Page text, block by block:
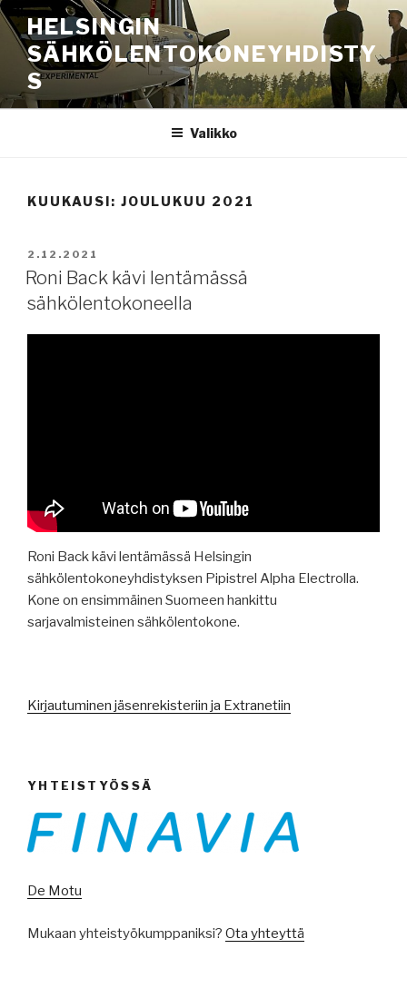
Siirry
sisältöönHELSINGIN
SÄHKÖLENTOKONEYHDISTY
S
Valikko
KUUKAUSI: JOULUKUU 2021
JULKAISTU
2.12.2021
Roni Back kävi lentämässä
sähkölentokoneella
Roni Back kävi lentämässä Helsingin
sähkölentokoneyhdistyksen Pipistrel Alpha Electrolla.
Kone on ensimmäinen Suomeen hankittu
sarjavalmisteinen sähkölentokone.
Kirjautuminen jäsenrekisteriin ja Extranetiin
YHTEISTYÖSSÄ
De Motu
Mukaan yhteistyökumppaniksi? Ota yhteyttä